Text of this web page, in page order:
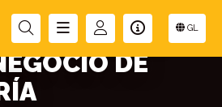
GL
TOLDOS
DE